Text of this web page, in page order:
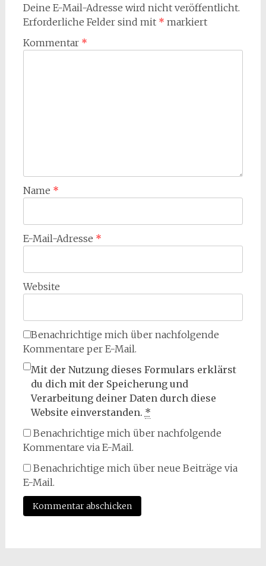
Deine E-Mail-Adresse wird nicht veröffentlicht.
Erforderliche Felder sind mit * markiert
Kommentar *
Name *
E-Mail-Adresse *
Website
Benachrichtige mich über nachfolgende
Kommentare per E-Mail.
Mit der Nutzung dieses Formulars erklärst
du dich mit der Speicherung und
Verarbeitung deiner Daten durch diese
Website einverstanden. *
Benachrichtige mich über nachfolgende
Kommentare via E-Mail.
Benachrichtige mich über neue Beiträge via
E-Mail.